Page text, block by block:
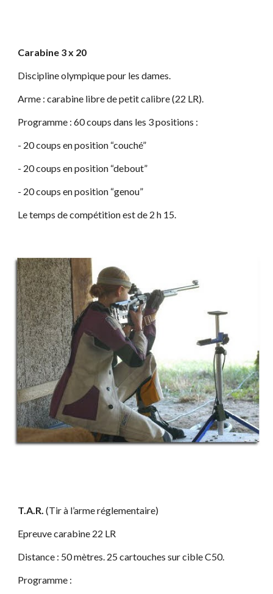
Carabine 3 x 20
Discipline olympique pour les dames.
Arme : carabine libre de petit calibre (22 LR).
Programme : 60 coups dans les 3 positions :
- 20 coups en position “couché”
- 20 coups en position “debout”
- 20 coups en position “genou”
Le temps de compétition est de 2 h 15.
T.A.R. (Tir à l’arme réglementaire)
Epreuve carabine 22 LR
Distance : 50 mètres. 25 cartouches sur cible C50.
Programme :